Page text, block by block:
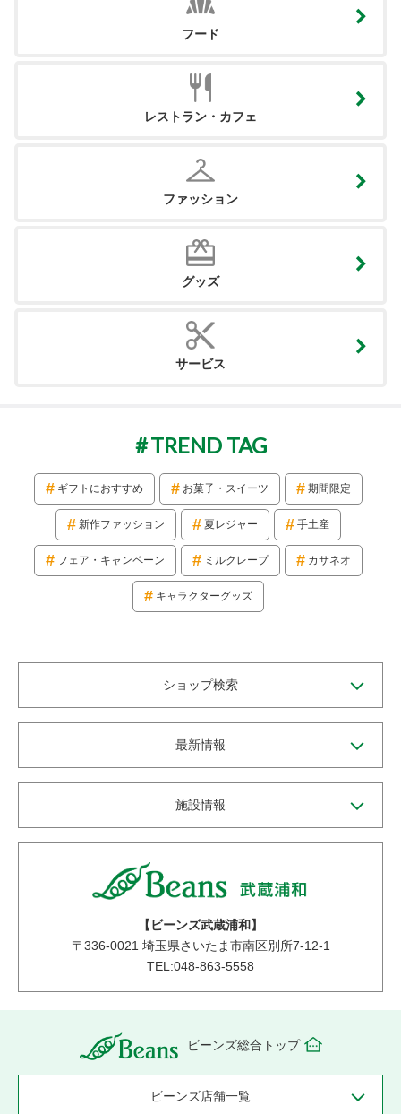
フード
レストラン・カフェ
ファッション
グッズ
サービス
TREND TAG
ギフトにおすすめ お菓子・スイーツ 期間限定
新作ファッション 夏レジャー 手土産
フェア・キャンペーン ミルクレープ カサネオ
キャラクターグッズ
ショップ検索
最新情報
施設情報
【ビーンズ武蔵浦和】
〒 336-0021 埼玉県さいたま市南区別所7-12-1
TEL:048-863-5558
ビーンズ総合トップ
ビーンズ店舗一覧